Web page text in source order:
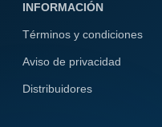
INFORMACIÓN
Términos y condiciones
Aviso de privacidad
Distribuidores